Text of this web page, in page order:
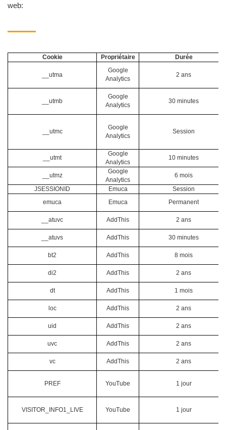
web:
Cookie Propriétaire Durée
__utma
Google
Analytics
2 ans
__utmb
Google
Analytics
30 minutes
__utmc
Google
Analytics
Session
__utmt
Google
Analytics
10 minutes
__utmz
Google
Analytics
6 mois
JSESSIONID
Emuca
Session
emuca
Emuca Permanent
__atuvc AddThis 2 ans
__atuvs AddThis 30 minutes
bt2 AddThis 8 mois
di2 AddThis 2 ans
dt AddThis 1 mois
loc AddThis 2 ans
uid AddThis 2 ans
uvc AddThis 2 ans
vc AddThis 2 ans
PREF YouTube 1 jour
VISITOR_INFO1_LIVE YouTube 1 jour